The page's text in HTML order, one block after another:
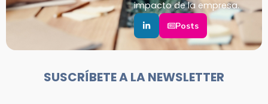
impacto de la empresa.
Posts
SUSCRÍBETE A LA NEWSLETTER